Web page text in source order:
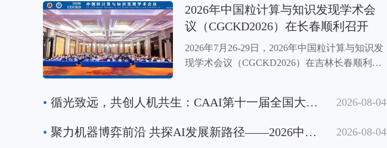
2026年中国粒计算与知识发现学术会
议（CGCKD2026）在长春顺利召开
2026年7月26-29日，2026年中国粒计算与知识发
现学术会议（CGCKD2026）在吉林长春顺利召
议、第十四届三支决策学术会议，由中国人工智
专委会协办，国际粗糙集学会支持，长春师范大
• 循光致远，共创人机共生：CAAI第十一届全国大数据与社会计算学术会议（CAAI BDSC2026）在重庆成功召开 2026-08-04
• 聚力机器博弈前沿 共探AI发展新路径——2026中国机器博弈学术会议顺利举办 2026-08-04